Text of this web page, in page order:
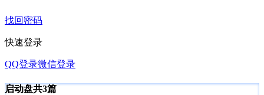
找回密码
快速登录
QQ登录微信登录
启动盘共3篇